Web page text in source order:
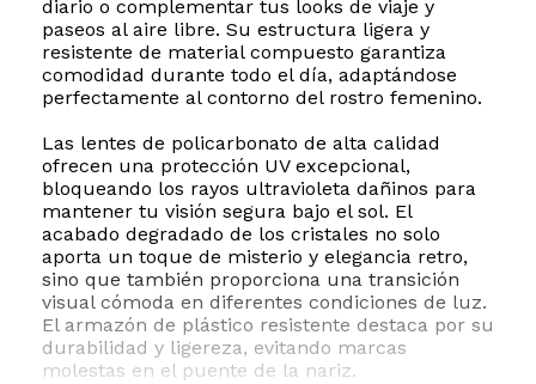
diario o complementar tus looks de viaje y
paseos al aire libre. Su estructura ligera y
resistente de material compuesto garantiza
comodidad durante todo el día, adaptándose
perfectamente al contorno del rostro femenino.
Las lentes de policarbonato de alta calidad
ofrecen una protección UV excepcional,
bloqueando los rayos ultravioleta dañinos para
mantener tu visión segura bajo el sol. El
acabado degradado de los cristales no solo
aporta un toque de misterio y elegancia retro,
sino que también proporciona una transición
visual cómoda en diferentes condiciones de luz.
El armazón de plástico resistente destaca por su
durabilidad y ligereza, evitando marcas
molestas en el puente de la nariz.